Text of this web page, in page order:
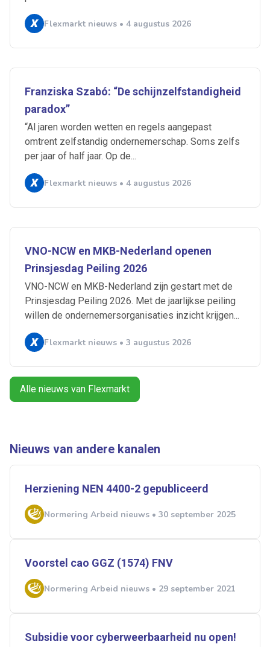
Flexmarkt nieuws • 4 augustus 2026
Franziska Szabó: “De schijnzelfstandigheid
paradox”
“Al jaren worden wetten en regels aangepast
omtrent zelfstandig ondernemerschap. Soms zelfs
per jaar of half jaar. Op de...
Flexmarkt nieuws • 4 augustus 2026
VNO-NCW en MKB-Nederland openen
Prinsjesdag Peiling 2026
VNO-NCW en MKB-Nederland zijn gestart met de
Prinsjesdag Peiling 2026. Met de jaarlijkse peiling
willen de ondernemersorganisaties inzicht krijgen...
Flexmarkt nieuws • 3 augustus 2026
Alle nieuws van Flexmarkt
Nieuws van andere kanalen
Herziening NEN 4400-2 gepubliceerd
Normering Arbeid nieuws • 30 september 2025
Voorstel cao GGZ (1574) FNV
Normering Arbeid nieuws • 29 september 2021
Subsidie voor cyberweerbaarheid nu open!
Ontvang vacatures direct in
je mailbox
Alerts ontvangen
Artikelen zoeken
Alles Ingezonden ABU
Bureau Cicero
Normering Arbeid
ZiPconomy